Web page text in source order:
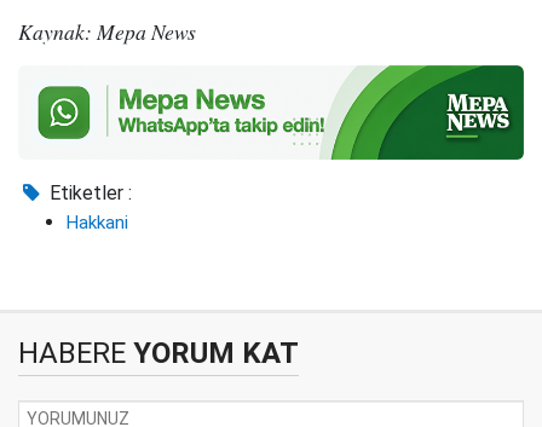
Kaynak: Mepa News
Etiketler :
Hakkani
HABERE YORUM KAT